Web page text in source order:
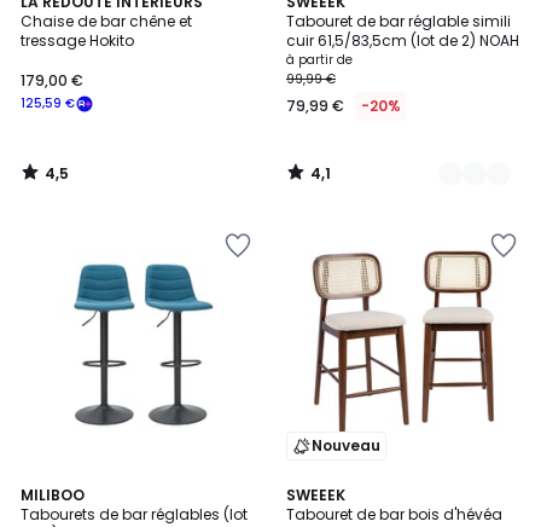
Chaise de bar chêne et
tressage Hokito
125,59 €
179,00 €
/ 5
4,5
/
Tabouret de bar réglable simili
cuir 61,5/83,5cm (lot de 2) NOAH
à partir de
99,99 €
79,99 € -20%
/ 5
Couleurs
4,1
/
MILIBOO
Tabourets de bar réglables (lot
4,5
/ 5
6
Couleurs
Nouveau
SWEEEK
Tabouret de bar bois d'hévéa